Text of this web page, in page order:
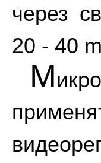
через
20 - 40
М